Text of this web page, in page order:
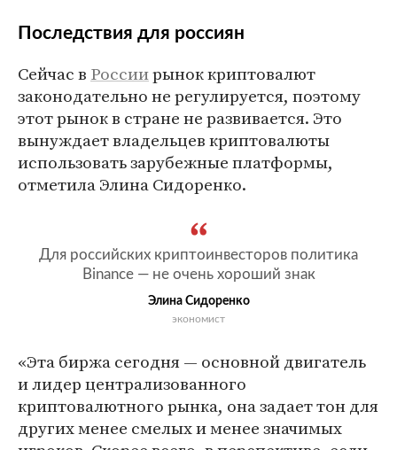
Последствия для россиян
Сейчас в Россиирынок криптовалют
законодательно не регулируется, поэтому
этот рынок в стране не развивается. Это
вынуждает владельцев криптовалюты
использовать зарубежные платформы,
отметила Элина Сидоренко.
Для российских криптоинвесторов политика
Binance — не очень хороший знак
Элина Сидоренко
экономист
«Эта биржа сегодня — основной двигатель
и лидер централизованного
криптовалютного рынка, она задает тон для
других менее смелых и менее значимых